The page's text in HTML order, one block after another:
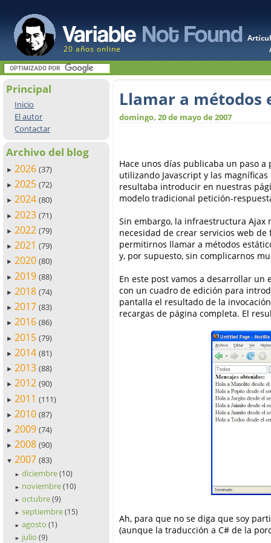
20 años online
Principal
Inicio
El autor
Contactar
Archivo del blog
► 2026 (37)
► 2025 (72)
► 2024 (80)
► 2023 (71)
► 2022 (79)
► 2021 (79)
► 2020 (80)
► 2019 (88)
► 2018 (74)
► 2017 (83)
► 2016 (86)
► 2015 (79)
► 2014 (81)
► 2013 (88)
► 2012 (90)
► 2011 (111)
► 2010 (87)
► 2009 (74)
► 2008 (90)
▼ 2007 (83)
► diciembre (10)
► noviembre (10)
► octubre (9)
► septiembre (15)
► agosto (1)
► julio (9)
Llamar a métodos
domingo, 20 de mayo de 2007
Hace unos días publicaba un paso
utilizando Javascript y las magníficas
resultaba introducir en nuestras
modelo tradicional petición-
Sin embargo, la infraestructura
necesidad de crear servicios web
permitirnos llamar a métodos
y, por supuesto, sin complicarnos
En este post vamos a desarrollar
con un cuadro de edición para
pantalla el resultado de la
recargas de página completa. El
Ah, para que no se diga que soy
(aunque la traducción a C# de la